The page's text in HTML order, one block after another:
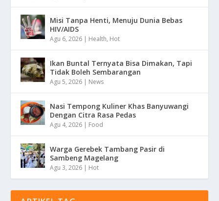
Misi Tanpa Henti, Menuju Dunia Bebas
HIV/AIDS
Agu 6, 2026 | Health, Hot
Ikan Buntal Ternyata Bisa Dimakan, Tapi
Tidak Boleh Sembarangan
Agu 5, 2026 | News
Nasi Tempong Kuliner Khas Banyuwangi
Dengan Citra Rasa Pedas
Agu 4, 2026 | Food
Warga Gerebek Tambang Pasir di
Sambeng Magelang
Agu 3, 2026 | Hot